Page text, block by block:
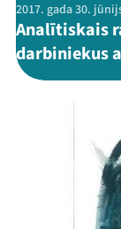
2017. gada 30.
Analītiskais
darbiniekus